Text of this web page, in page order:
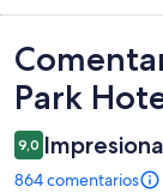
Park
9,0
864 comentarios